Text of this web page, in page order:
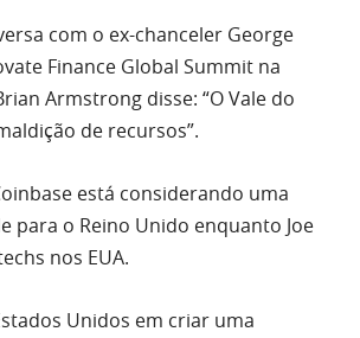
com o ex-chanceler George
Finance Global Summit na
Armstrong disse: “O Vale do
de recursos”.
está considerando uma
para o Reino Unido enquanto Joe
nos EUA.
Unidos em criar uma